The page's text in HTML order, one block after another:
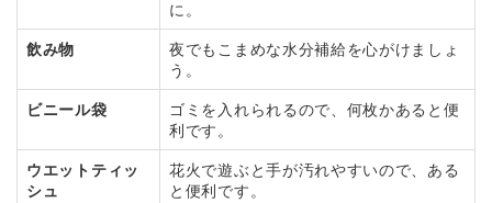
に。
飲み物
夜でもこまめな水分補給を心がけましょ
う。
ビニール袋
ゴミを入れられるので、何枚かあると便
利です。
ウエットティッ
シュ
花火で遊ぶと手が汚れやすいので、ある
と便利です。